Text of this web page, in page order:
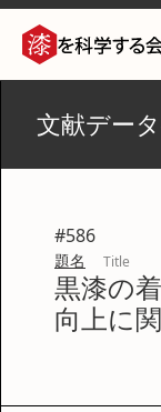
文献デー
#586
題名 Title
黒漆の
向上に